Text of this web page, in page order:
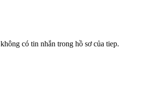
có tin nhắn trong hồ sơ của tiep.